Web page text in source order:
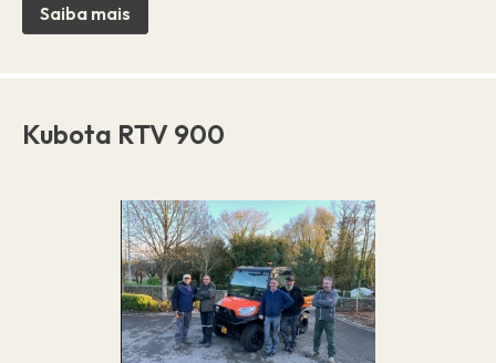
Saiba mais
Kubota RTV 900